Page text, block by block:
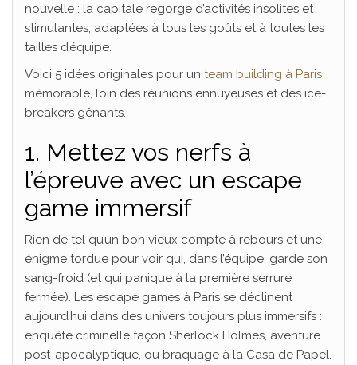
nouvelle : la capitale regorge d’activités insolites et
stimulantes, adaptées à tous les goûts et à toutes les
tailles d’équipe.
Voici 5 idées originales pour un team building à Paris
mémorable, loin des réunions ennuyeuses et des ice-
breakers gênants.
1. Mettez vos nerfs à
l’épreuve avec un escape
game immersif
Rien de tel qu’un bon vieux compte à rebours et une
énigme tordue pour voir qui, dans l’équipe, garde son
sang-froid (et qui panique à la première serrure
fermée). Les escape games à Paris se déclinent
aujourd’hui dans des univers toujours plus immersifs :
enquête criminelle façon Sherlock Holmes, aventure
post-apocalyptique, ou braquage à la Casa de Papel.